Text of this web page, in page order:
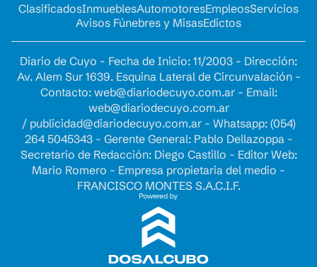
ClasificadosInmueblesAutomotoresEmpleosServicios
Avisos Fúnebres y MisasEdictos
Diario de Cuyo - Fecha de Inicio: 11/2003 - Dirección:
Av. Alem Sur 1639. Esquina Lateral de Circunvalación -
Contacto: web@diariodecuyo.com.ar- Email:
web@diariodecuyo.com.ar
/ publicidad@diariodecuyo.com.ar- Whatsapp: (054)
264 5045343 - Gerente General: Pablo Dellazoppa -
Secretario de Redacción: Diego Castillo - Editor Web:
Mario Romero - Empresa propietaria del medio -
FRANCISCO MONTES S.A.C.I.F.